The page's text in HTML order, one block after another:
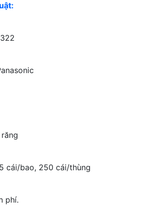
cái/bao, 250 cái/thùng
phí.